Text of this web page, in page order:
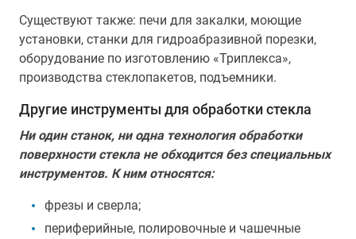
Существуют также: печи для закалки, моющие
установки, станки для гидроабразивной порезки,
оборудование по изготовлению «Триплекса»,
производства стеклопакетов, подъемники.
Другие инструменты для обработки стекла
Ни один станок, ни одна технология обработки
поверхности стекла не обходится без специальных
инструментов. К ним относятся:
фрезы и сверла;
периферийные, полировочные и чашечные